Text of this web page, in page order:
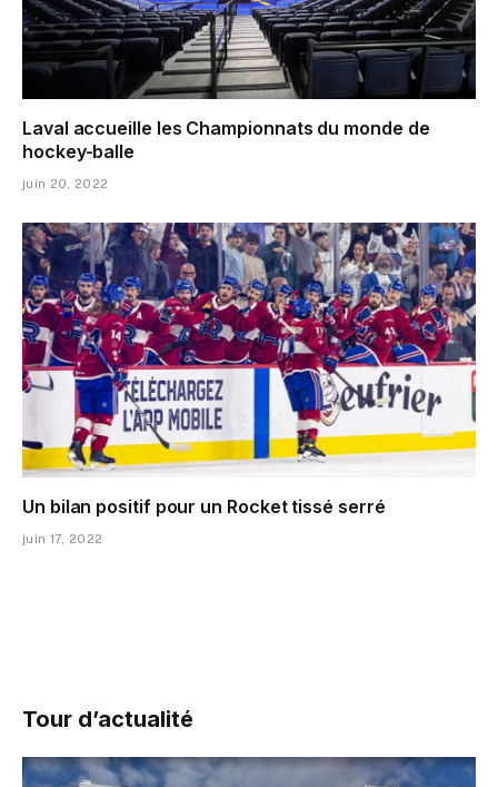
Laval accueille les Championnats du monde de
hockey-balle
juin 20, 2022
Un bilan positif pour un Rocket tissé serré
juin 17, 2022
Tour d’actualité